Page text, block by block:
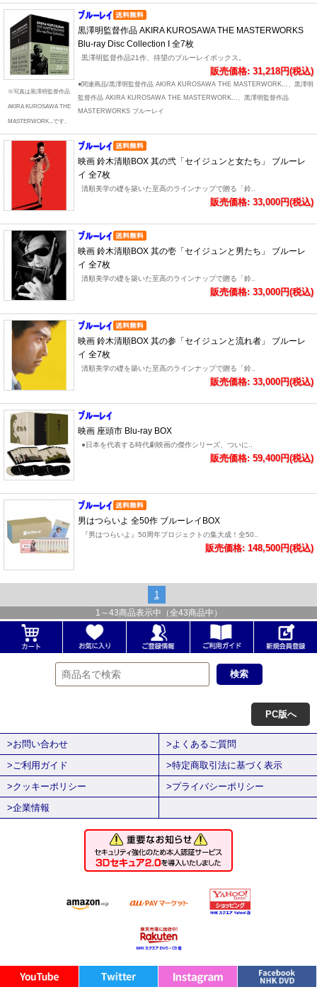
※写真は黒澤明監督作品
AKIRA KUROSAWA THE
MASTERWORK...です。
黒澤明監督作品 AKIRA KUROSAWA THE MASTERWORKS
Blu-ray Disc Collection I 全7枚
黒澤明監督作品21作、待望のブルーレイボックス。
販売価格: 31,218円(税込)
●関連商品/黒澤明監督作品 AKIRA KUROSAWA THE MASTERWORK...、黒澤明
監督作品 AKIRA KUROSAWA THE MASTERWORK...、黒澤明監督作品
MASTERWORKS ブルーレイ
映画 鈴木清順BOX 其の弐「セイジュンと女たち」 ブルーレ
イ 全7枚
清順美学の礎を築いた至高のラインナップで贈る「鈴..
販売価格: 33,000円(税込)
映画 鈴木清順BOX 其の壱「セイジュンと男たち」 ブルーレ
イ 全7枚
清順美学の礎を築いた至高のラインナップで贈る「鈴..
販売価格: 33,000円(税込)
映画 鈴木清順BOX 其の参「セイジュンと流れ者」 ブルーレ
イ 全7枚
清順美学の礎を築いた至高のラインナップで贈る「鈴..
販売価格: 33,000円(税込)
映画 座頭市 Blu-ray BOX
●日本を代表する時代劇映画の傑作シリーズ、ついに..
販売価格: 59,400円(税込)
男はつらいよ 全50作 ブルーレイBOX
『男はつらいよ』50周年プロジェクトの集大成！全50..
販売価格: 148,500円(税込)
1
1 ～ 43商品表示中（全43商品中）
PC版へ
>お問い合わせ
>よくあるご質問
>ご利用ガイド
>特定商取引法に基づく表示
>クッキーポリシー
>プライバシーポリシー
>企業情報